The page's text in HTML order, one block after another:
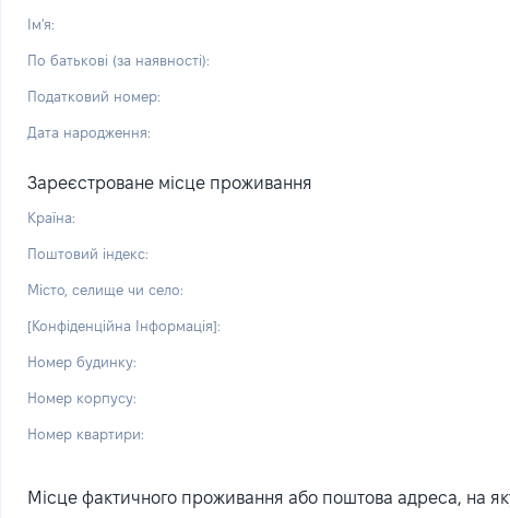
Ім'я:
По батькові (за наявності):
Податковий номер:
Дата народження:
Зареєстроване місце проживання
Країна:
Поштовий індекс:
Місто, селище чи село:
[Конфіденційна Інформація]:
Номер будинку:
Номер корпусу:
Номер квартири:
Місце фактичного проживання або поштова адреса, на